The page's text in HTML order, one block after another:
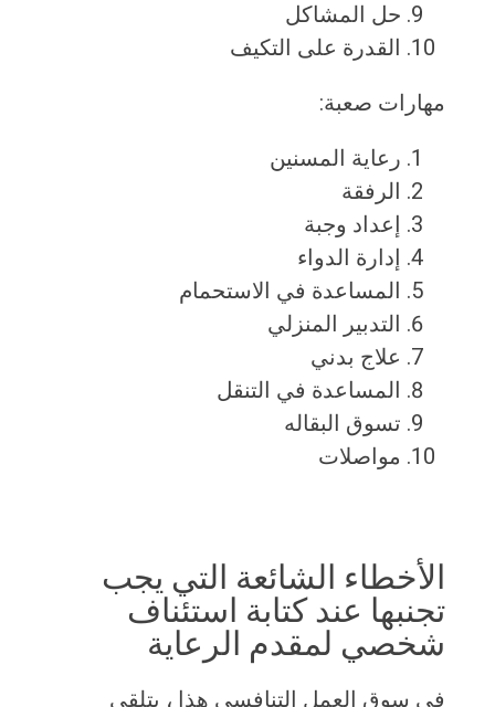
حل المشاكل
القدرة على التكيف
مهارات صعبة:
رعاية المسنين
الرفقة
إعداد وجبة
إدارة الدواء
المساعدة في الاستحمام
التدبير المنزلي
علاج بدني
المساعدة في التنقل
تسوق البقاله
مواصلات
الأخطاء الشائعة التي يجب
تجنبها عند كتابة استئناف
شخصي لمقدم الرعاية
في سوق العمل التنافسي هذا ، يتلقى